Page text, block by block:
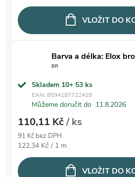
VLOŽIT DO
Barva a délka: Elox
BR
Skladem 10+ 53 ks
EAN: 8594187722418
Můžeme doručit do 11.8.2026
110,11 Kč/ ks
91 Kč bez DPH
Měrná cena:
122,34 Kč / 1 m
VLOŽIT DO